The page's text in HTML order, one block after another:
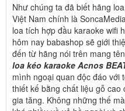
Như chúng ta đã biết hãng
Việt Nam chính là
loa tích hợp đầu karaoke wifi
hôm nay babashop sẽ giới
đến từ hãng nói trên mang tên
loa kéo karaoke Acnos
mình ngoại quan độc đáo với
thiết kế bằng chất liệu gỗ
gia tăng. Không những thế